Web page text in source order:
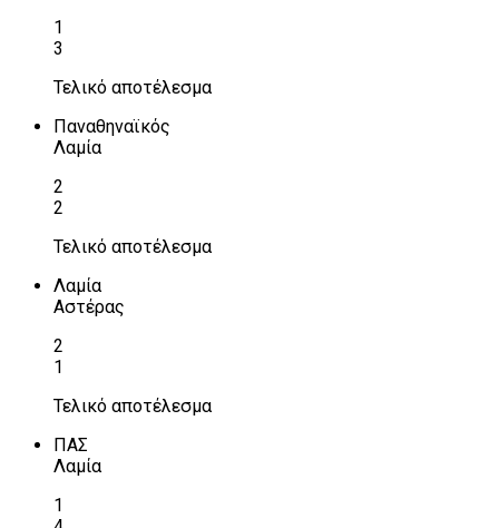
1
3
Τελικό αποτέλεσμα
Παναθηναϊκός
Λαμία
2
2
Τελικό αποτέλεσμα
Λαμία
Αστέρας
2
1
Τελικό αποτέλεσμα
ΠΑΣ
Λαμία
1